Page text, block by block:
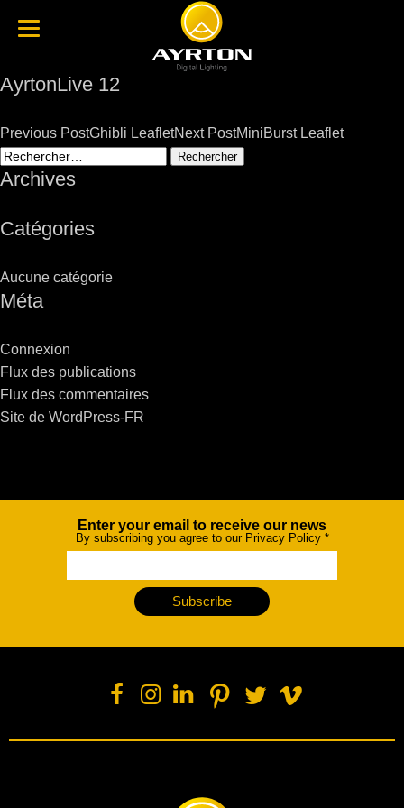
AyrtonLive 12
Post
navigation
Previous PostGhibli LeafletNext PostMiniBurst Leaflet
Rechercher :
Archives
Catégories
Aucune catégorie
Méta
Connexion
Flux des publications
Flux des commentaires
Site de WordPress-FR
NewsletterEnter your email to receive our news
By subscribing you agree to our Privacy Policy *
Subscribe